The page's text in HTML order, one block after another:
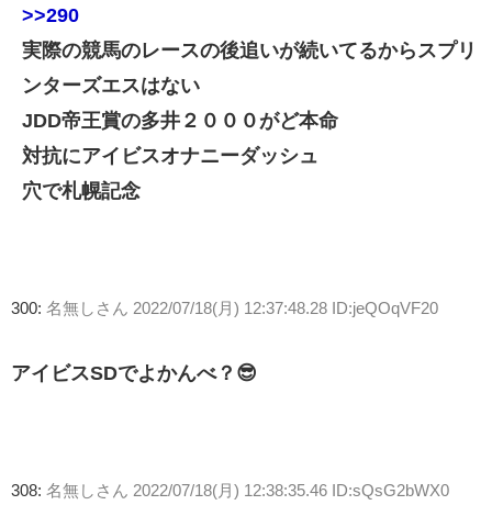
>>290
実際の競馬のレースの後追いが続いてるからスプリ
ンターズエスはない
JDD帝王賞の多井２０００がど本命
対抗にアイビスオナニーダッシュ
穴で札幌記念
300: 名無しさん 2022/07/18(月) 12:37:48.28 ID:jeQOqVF20
アイビスSDでよかんべ？😎
308: 名無しさん 2022/07/18(月) 12:38:35.46 ID:sQsG2bWX0